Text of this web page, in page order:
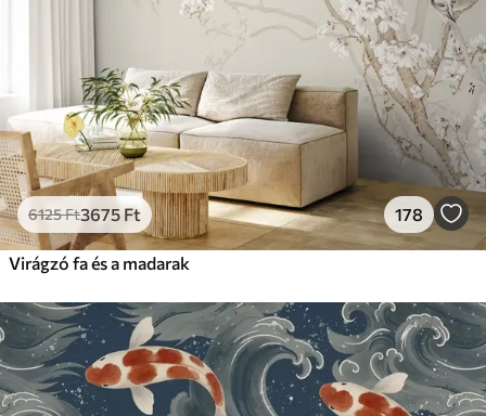
6125Ft3675 Ft 178
Virágzó fa és a madarak